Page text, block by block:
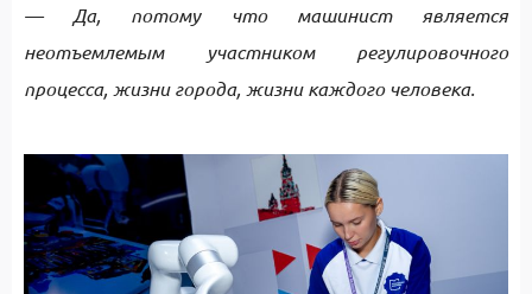
— Да, потому что машинист является
неотъемлемым участником регулировочного
процесса, жизни города, жизни каждого человека.